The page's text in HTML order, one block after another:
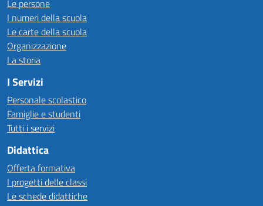
Le persone
I numeri della scuola
Le carte della scuola
Organizzazione
La storia
I Servizi
Personale scolastico
Famiglie e studenti
Tutti i servizi
Didattica
Offerta formativa
I progetti delle classi
Le schede didattiche